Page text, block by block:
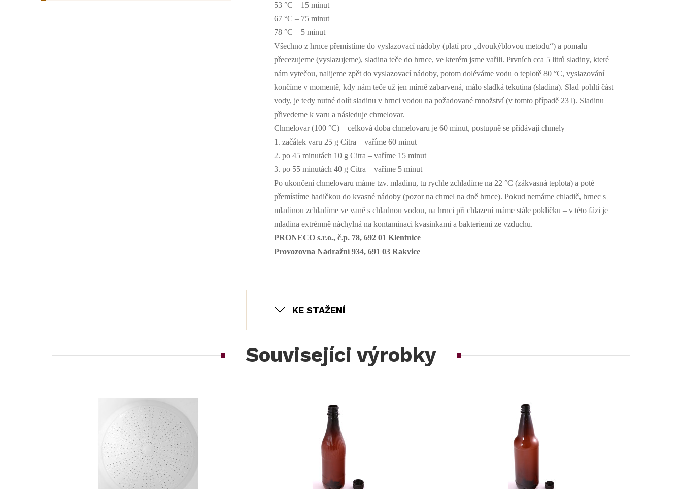
53 °C – 15 minut
67 °C – 75 minut
78 °C – 5 minut
Všechno z hrnce přemístíme do vyslazovací nádoby (platí pro „dvoukýblovou metodu“) a pomalu
přecezujeme (vyslazujeme), sladina teče do hrnce, ve kterém jsme vařili. Prvních cca 5 litrů sladiny, které
nám vytečou, nalijeme zpět do vyslazovací nádoby, potom doléváme vodu o teplotě 80 °C, vyslazování
končíme v momentě, kdy nám teče už jen mírně zabarvená, málo sladká tekutina (sladina). Slad pohltí část
vody, je tedy nutné dolít sladinu v hrnci vodou na požadované množství (v tomto případě 23 l). Sladinu
přivedeme k varu a následuje chmelovar.
Chmelovar (100 °C) – celková doba chmelovaru je 60 minut, postupně se přidávají chmely
1. začátek varu 25 g Citra – vaříme 60 minut
2. po 45 minutách 10 g Citra – vaříme 15 minut
3. po 55 minutách 40 g Citra – vaříme 5 minut
Po ukončení chmelovaru máme tzv. mladinu, tu rychle zchladíme na 22 °C (zákvasná teplota) a poté
přemístíme hadičkou do kvasné nádoby (pozor na chmel na dně hrnce). Pokud nemáme chladič, hrnec s
mladinou zchladíme ve vaně s chladnou vodou, na hrnci při chlazení máme stále pokličku – v této fázi je
mladina extrémně náchylná na kontaminaci kvasinkami a bakteriemi ze vzduchu.
PRONECO s.r.o., č.p. 78, 692 01 Klentnice
Provozovna Nádražní 934, 691 03 Rakvice
KE STAŽENÍ
Souvisejíci výrobky